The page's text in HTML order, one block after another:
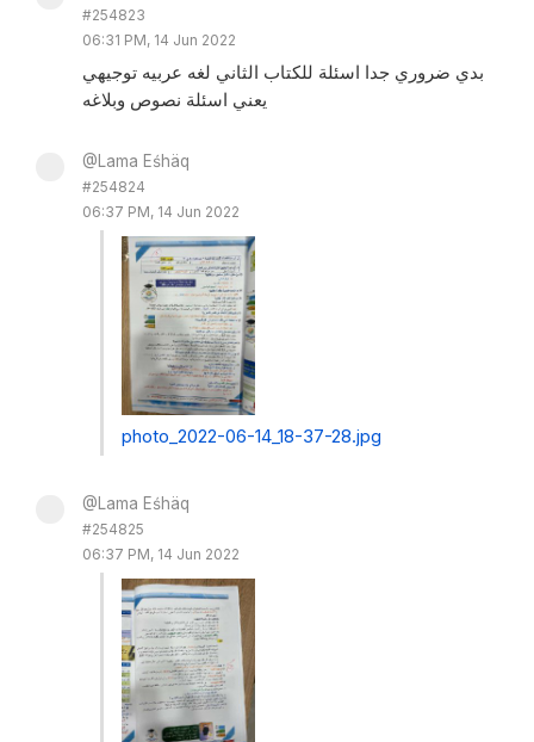
#254823
06:31 PM, 14 Jun 2022
بدي ضروري جدا اسئلة للكتاب الثاني لغه عربيه توجيهي
يعني اسئلة نصوص وبلاغه
@Lama Eśhäq
#254824
06:37 PM, 14 Jun 2022
photo_2022-06-14_18-37-28.jpg
@Lama Eśhäq
#254825
06:37 PM, 14 Jun 2022